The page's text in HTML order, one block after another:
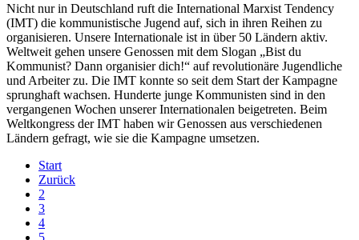
Nicht nur in Deutschland ruft die International Marxist Tendency
(IMT) die kommunistische Jugend auf, sich in ihren Reihen zu
organisieren. Unsere Internationale ist in über 50 Ländern aktiv.
Weltweit gehen unsere Genossen mit dem Slogan „Bist du
Kommunist? Dann organisier dich!“ auf revolutionäre Jugendliche
und Arbeiter zu. Die IMT konnte so seit dem Start der Kampagne
sprunghaft wachsen. Hunderte junge Kommunisten sind in den
vergangenen Wochen unserer Internationalen beigetreten. Beim
Weltkongress der IMT haben wir Genossen aus verschiedenen
Ländern gefragt, wie sie die Kampagne umsetzen.
Start
Zurück
2
3
4
5